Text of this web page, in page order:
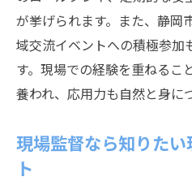
が挙げられます。また、静岡
域交流イベントへの積極参加
す。現場での経験を重ねるこ
養われ、応用力も自然と身に
現場監督なら知りた
ト